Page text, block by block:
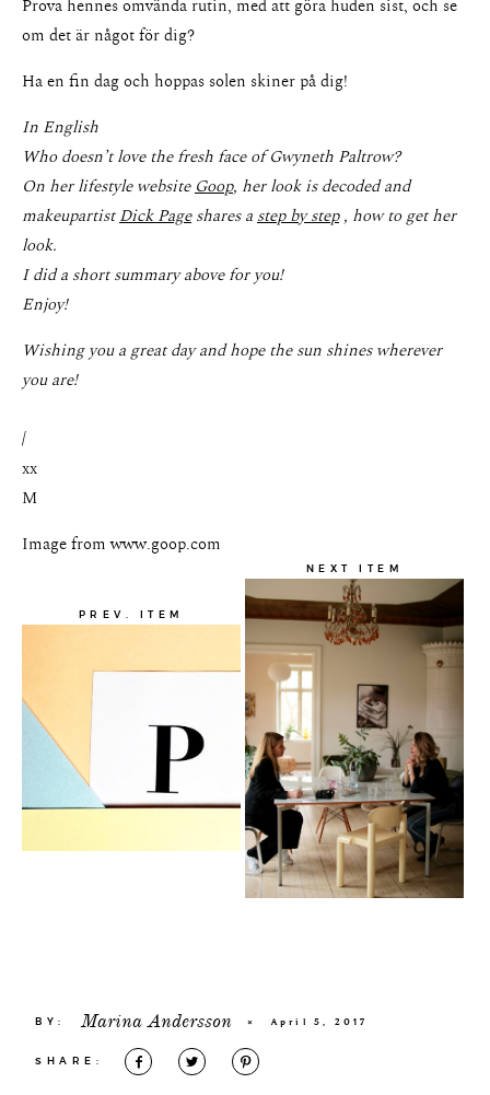
Prova hennes omvända rutin, med att göra huden sist, och se
om det är något för dig?
Ha en fin dag och hoppas solen skiner på dig!
In English
Who doesn’t love the fresh face of Gwyneth Paltrow?
On her lifestyle websiteGoop, her look is decoded and
makeupartistDick Pageshares astep by step, how to get her
look.
I did a short summary above for you!
Enjoy!
Wishing you a great day and hope the sun shines wherever
you are!
/
xx
M
Image from www.goop.com
PREV. ITEM
NEXT ITEM
BY: Marina Andersson × April 5, 2017
SHARE: